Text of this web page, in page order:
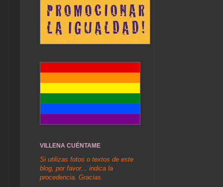
VILLENA CUÉNTAME
Si utilizas fotos o textos de este
blog, por favor... indica la
procedencia. Gracias.